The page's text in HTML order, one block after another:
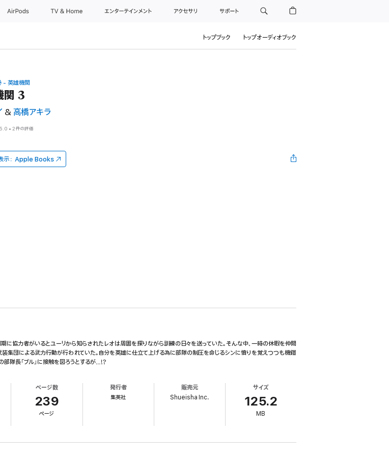
AirPods TV & Home エンターテインメント アクセサリ サポート
トップブック トップオーディオブック
- 英雄機関
関 3
&高橋アキラ
5.0 •2件の評価
示： Apple Books
に協力者がいるとユーリから知らされたレオは周囲を探りながら訓練の日々を送っていた。そんな中、一時の休暇を仲間
集団による武力行動が行われていた。自分を英雄に仕立て上げる為に部隊の制圧を命じるシンに憤りを覚えつつも機鎧
部隊長「ブル」に接触を図ろうとするが…!?
ページ数
239
ページ
発行者
集英社
販売元
Shueisha Inc.
サイズ
125.2
MB